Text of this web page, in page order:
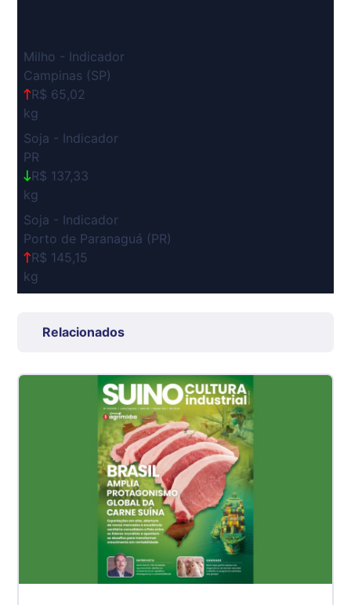
Milho - Indicador
Campinas (SP)
R$ 65,02
kg
Soja - Indicador
PR
R$ 137,33
kg
Soja - Indicador
Porto de Paranaguá (PR)
R$ 145,15
kg
R$ 7,53
Suíno - Estadual
Suíno - Estadual
Suíno - Estadual
R$ 4,51
Relacionados